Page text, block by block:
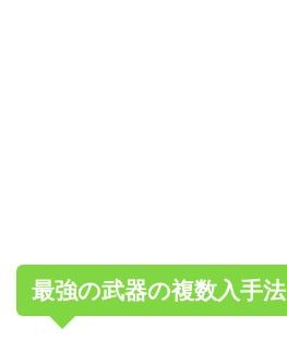
最強の武器の複数入手法